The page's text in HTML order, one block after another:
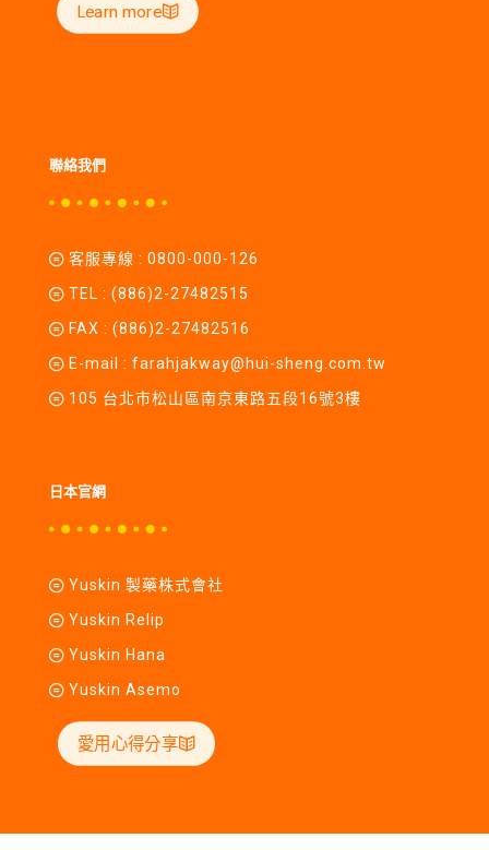
Learn more
聯絡我們
客服專線 : 0800-000-126
TEL : (886)2-27482515
FAX : (886)2-27482516
E-mail : farahjakway@hui-sheng.com.tw
105 台北市松山區南京東路五段16號3樓
日本官網
Yuskin 製藥株式會社
Yuskin Relip
Yuskin Hana
Yuskin Asemo
愛用心得分享